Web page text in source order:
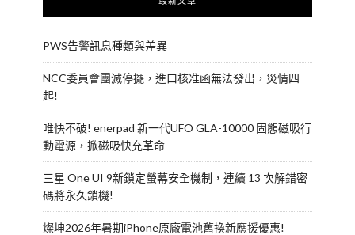
PWS告警訊息種類與差異
NCC委員會團滅停擺，進口核准函無法發出，災情四
起!
唯快不破! enerpad 新一代UFO GLA-10000 固態磁吸行
動電源，掀磁吸快充革命
三星 One UI 9新鎖定螢幕安全機制，連續 13 次解錯密
碼將永久鎖機!
燦坤2026年暑期iPhone原廠電池舊換新應援優惠!